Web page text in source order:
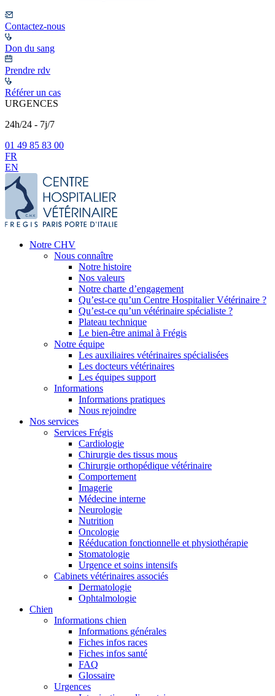
Contactez-nous
Don du sang
Prendre rdv
Référer un cas
URGENCES
24h/24 - 7j/7
01 49 85 83 00
FR
EN
Notre CHV
Nous connaître
Notre histoire
Nos valeurs
Notre charte d’engagement
Qu’est-ce qu’un Centre Hospitalier Vétérinaire ?
Qu’est-ce qu’un vétérinaire spécialiste ?
Plateau technique
Le bien-être animal à Frégis
Notre équipe
Les auxiliaires vétérinaires spécialisées
Les docteurs vétérinaires
Les équipes support
Informations
Informations pratiques
Nous rejoindre
Nos services
Services Frégis
Cardiologie
Chirurgie des tissus mous
Chirurgie orthopédique vétérinaire
Comportement
Imagerie
Médecine interne
Neurologie
Nutrition
Oncologie
Rééducation fonctionnelle et physiothérapie
Stomatologie
Urgence et soins intensifs
Cabinets vétérinaires associés
Dermatologie
Ophtalmologie
Chien
Informations chien
Informations générales
Fiches infos races
Fiches infos santé
FAQ
Glossaire
Urgences